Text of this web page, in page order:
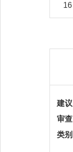
16
建议
审查
类别